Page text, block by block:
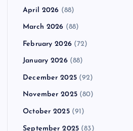
April 2026 (88)
March 2026 (88)
February 2026(72)
January 2026(88)
December 2025(92)
November 2025(80)
October 2025(91)
September 2025 (83)